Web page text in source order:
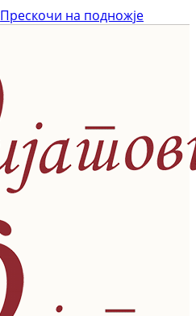
Прескочи на подножје